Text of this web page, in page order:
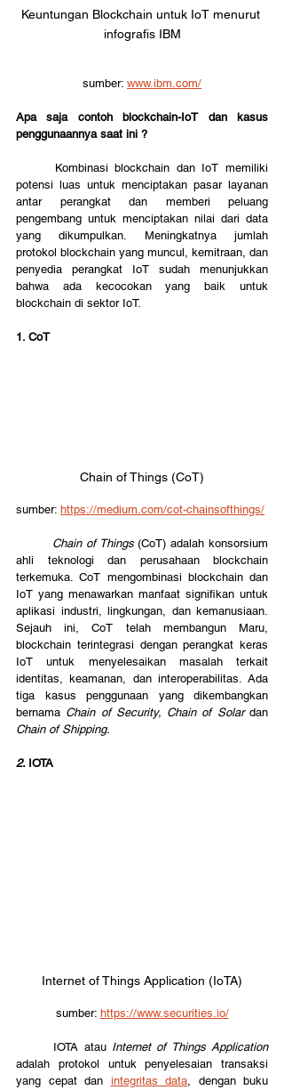
Keuntungan Blockchain untuk IoT menurut
infografis IBM
sumber: www.ibm.com/
Apa saja contoh blockchain-IoT dan kasus
penggunaannya saat ini ?
potensi luas untuk menciptakan pasar layanan
antar perangkat dan memberi peluang
pengembang untuk menciptakan nilai dari data
yang dikumpulkan. Meningkatnya jumlah
protokol blockchain yang muncul, kemitraan, dan
penyedia perangkat IoT sudah menunjukkan
bahwa ada kecocokan yang baik untuk
blockchain di sektor IoT.
1. CoT
Chain of Things (CoT)
sumber: https://medium.com/cot-chainsofthings/
Chain of Things (CoT) adalah konsorsium
ahli teknologi dan perusahaan blockchain
terkemuka. CoT mengombinasi blockchain dan
IoT yang menawarkan manfaat signifikan untuk
aplikasi industri, lingkungan, dan kemanusiaan.
Sejauh ini, CoT telah membangun Maru,
blockchain terintegrasi dengan perangkat keras
IoT untuk menyelesaikan masalah terkait
identitas, keamanan, dan interoperabilitas. Ada
tiga kasus penggunaan yang dikembangkan
bernama Chain of Security, Chain of Solar
Chain of Shipping.
2. IOTA
Internet of Things Application (IoTA)
sumber: https://www.securities.io/
	IOTA atau
Internet of Things Application
adalah protokol untuk penyelesaian transaksi
yang cepat dan integritas data